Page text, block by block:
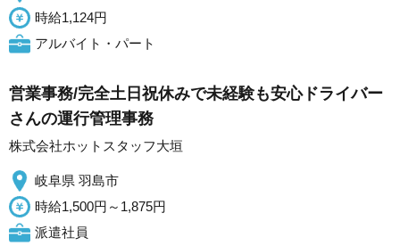
時給1,124円
アルバイト・パート
営業事務/完全土日祝休みで未経験も安心ドライバー
さんの運行管理事務
株式会社ホットスタッフ大垣
岐阜県 羽島市
時給1,500円～1,875円
派遣社員